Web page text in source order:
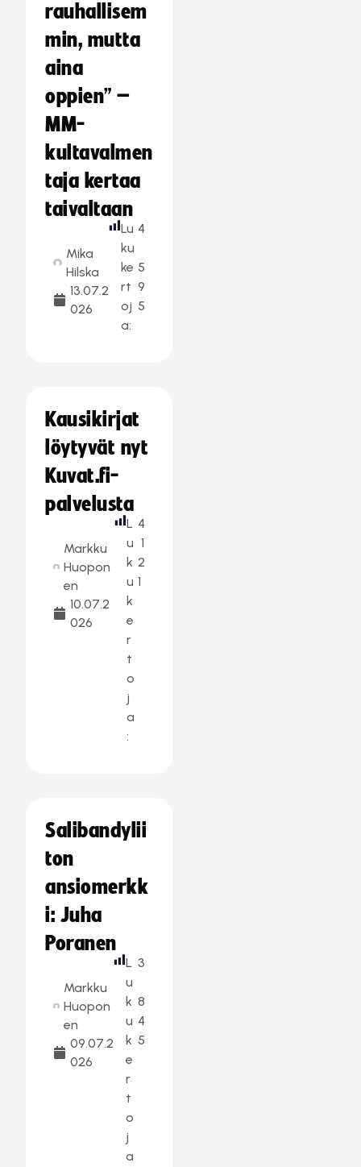
rauhallisem
min, mutta
aina
oppien” –
MM-
kultavalmen
taja kertaa
taivaltaan
Mika
Hilska
13.07.2
026
Lu
ku
ke
rt
oj
a:
4
5
9
5
Kausikirjat
löytyvät nyt
Kuvat.fi-
palvelusta
Markku
Huopon
en
10.07.2
026
L
u
k
u
k
e
r
t
o
j
a
:
4
1
2
1
Salibandylii
ton
ansiomerkk
i: Juha
Poranen
Markku
Huopon
en
09.07.2
026
L
u
k
u
k
e
r
t
o
j
a
3
8
4
5